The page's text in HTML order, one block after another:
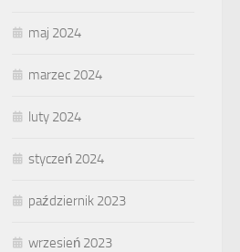
maj 2024
marzec 2024
luty 2024
styczeń 2024
październik 2023
wrzesień 2023